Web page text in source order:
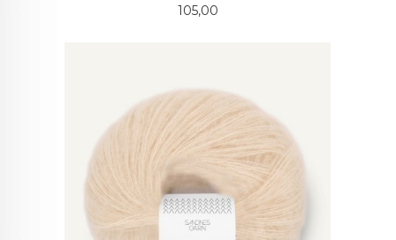
Pris
105,00